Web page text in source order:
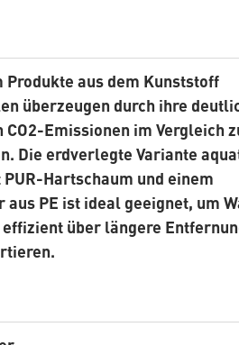
Produkte aus dem Kunststoff
überzeugen durch ihre
Emissionen im Vergleich
Die erdverlegte Variante
Hartschaum und einem
aus PE ist ideal geeignet, um
über längere